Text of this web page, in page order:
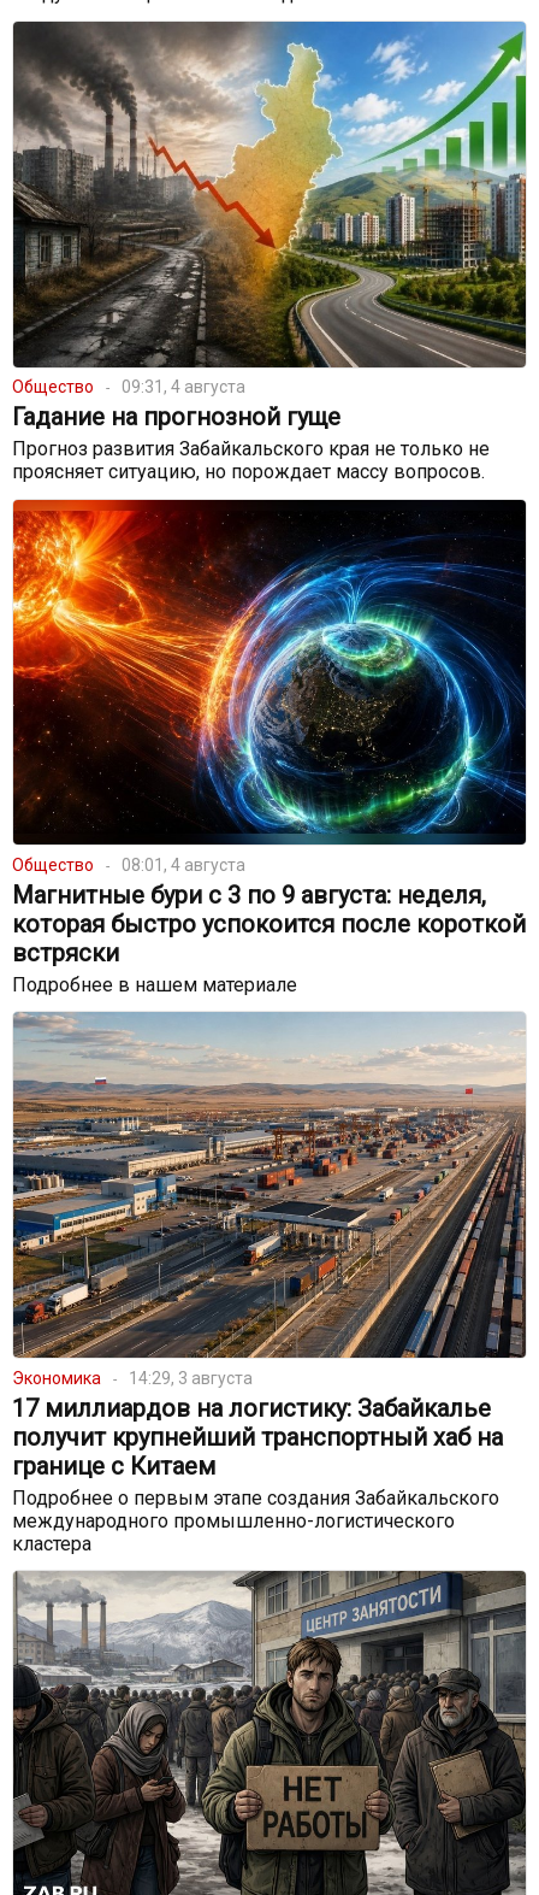
Общество 09:31, 4 августа
Гадание на прогнозной гуще
Прогноз развития Забайкальского края не только не
проясняет ситуацию, но порождает массу вопросов.
Общество 08:01, 4 августа
Магнитные бури с 3 по 9 августа: неделя,
которая быстро успокоится после короткой
встряски
Подробнее в нашем материале
Экономика 14:29, 3 августа
17 миллиардов на логистику: Забайкалье
получит крупнейший транспортный хаб на
границе с Китаем
Подробнее о первым этапе создания Забайкальского
международного промышленно-логистического
кластера